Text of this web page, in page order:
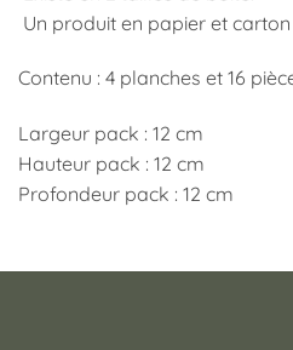
Un produit en papier et carton
Contenu : 4 planches et 16
Largeur pack : 12 cm
Hauteur pack : 12 cm
Profondeur pack : 12 cm